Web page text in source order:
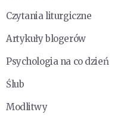
Czytania liturgiczne
Artykuły blogerów
Psychologia na co dzień
Ślub
Modlitwy